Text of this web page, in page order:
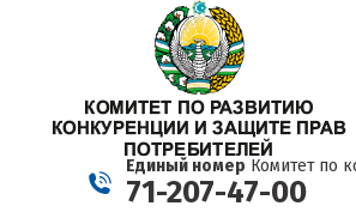
Единый номер Комитет по
71-207-47-00
О КОМИТЕТЕ ДЕЯТЕЛЬНОСТЬ